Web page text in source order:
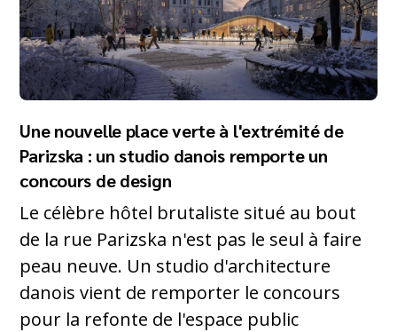
Une nouvelle place verte à l'extrémité de
Parizska : un studio danois remporte un
concours de design
Le célèbre hôtel brutaliste situé au bout
de la rue Parizska n'est pas le seul à faire
peau neuve. Un studio d'architecture
danois vient de remporter le concours
pour la refonte de l'espace public